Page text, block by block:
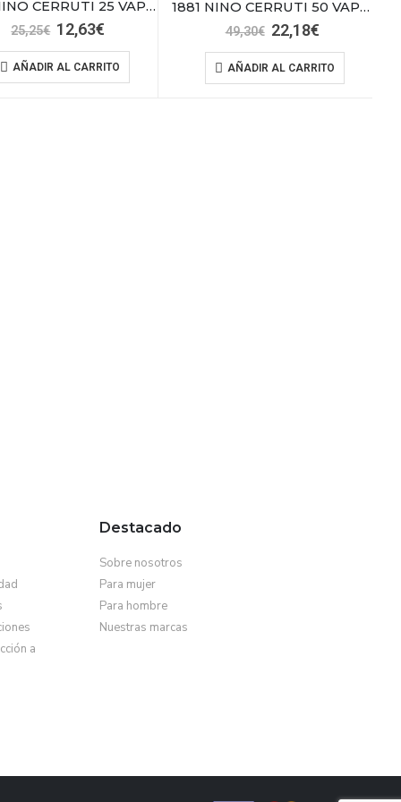
1881 NINO CERRUTI 25 VAPO HOMME
25,25€ El
original
era:
12,63€
actual
es:
AÑADIR AL CARRITO
1881 NINO CERRUTI 50 VAPO HOMME
49,30€ El
original
era:
22,18€El
actual
es:
AÑADIR AL CARRITO
a
Destacado
Sobre nosotros
Para mujer
Para hombre
Nuestras marcas